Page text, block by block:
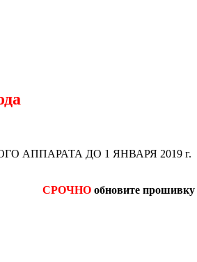
АППАРАТА ДО 1 ЯНВАРЯ 2019 г.
СРОЧНОобновите прошивку